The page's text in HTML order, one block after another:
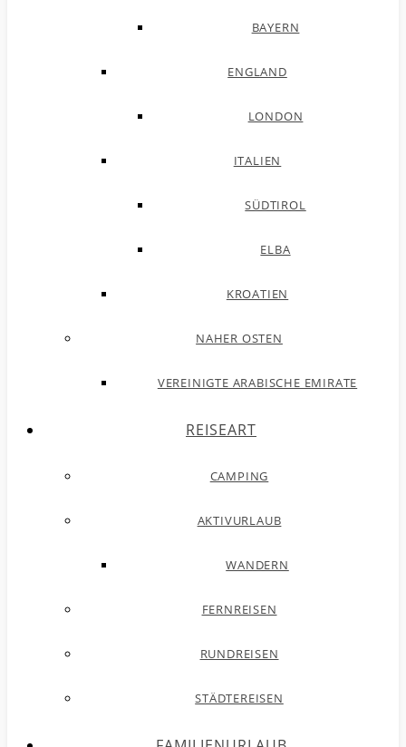
BAYERN
ENGLAND
LONDON
ITALIEN
SÜDTIROL
ELBA
KROATIEN
NAHER OSTEN
VEREINIGTE ARABISCHE EMIRATE
REISEART
CAMPING
AKTIVURLAUB
WANDERN
FERNREISEN
RUNDREISEN
STÄDTEREISEN